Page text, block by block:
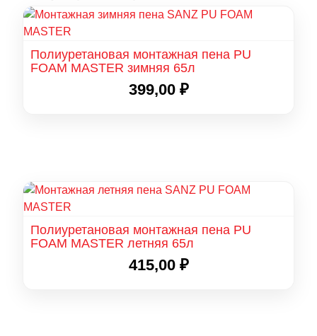
Полиуретановая монтажная пена PU
FOAM MASTER зимняя 65л
399,00 ₽
Полиуретановая монтажная пена PU
FOAM MASTER летняя 65л
415,00 ₽